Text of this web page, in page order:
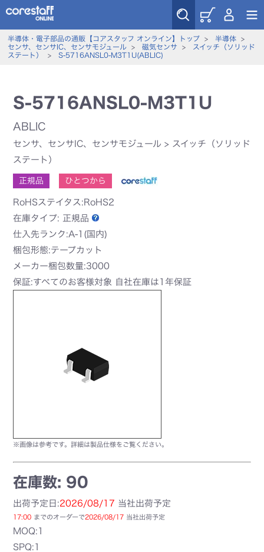
半導体・電子部品の通販【コアスタッフ オンライン】トップ> 半導体>
センサ、センサIC、センサモジュール> 磁気センサ >
スイッチ（ソリッド
ステート）
> S-5716ANSL0-M3T1U(ABLIC)
S-5716ANSL0-M3T1U
ABLIC
センサ、センサIC、センサモジュール > スイッチ（ソリッド
ステート）
正規品 ひとつから
RoHSステイタス:RoHS2
在庫タイプ: 正規品
仕入先ランク:A-1(国内)
梱包形態:テープカット
メーカー梱包数量:3000
保証:すべてのお客様対象 自社在庫は1年保証
※画像は参考です。詳細は製品仕様をご覧ください。
在庫数: 90
出荷予定日:2026/08/17 当社出荷予定
17:00 までのオーダーで2026/08/17 当社出荷予定
MOQ:1
SPQ:1